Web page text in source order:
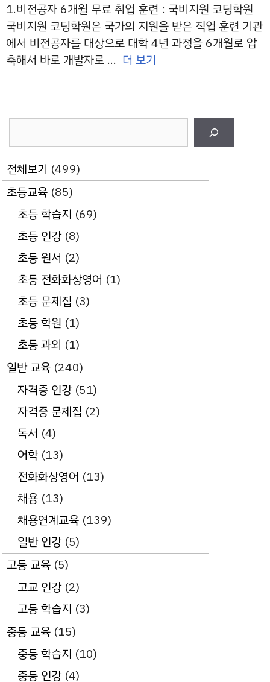
1.비전공자 6개월 무료 취업 훈련 : 국비지원 코딩학원
국비지원 코딩학원은 국가의 지원을 받은 직업 훈련 기관
에서 비전공자를 대상으로 대학 4년 과정을 6개월로 압
축해서 바로 개발자로 … 더 보기
전체보기 (499)
초등교육 (85)
초등 학습지 (69)
초등 인강(8)
초등 원서 (2)
초등 전화화상영어 (1)
초등 문제집 (3)
초등 학원 (1)
초등 과외 (1)
일반 교육 (240)
자격증 인강(51)
자격증 문제집 (2)
독서 (4)
어학 (13)
전화화상영어 (13)
채용 (13)
채용연계교육 (139)
일반 인강(5)
고등 교육 (5)
고교 인강(2)
고등 학습지 (3)
중등 교육 (15)
중등 학습지 (10)
중등 인강(4)